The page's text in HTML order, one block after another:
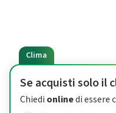
Clima
Se acquisti solo il
Chiedi onlinedi essere